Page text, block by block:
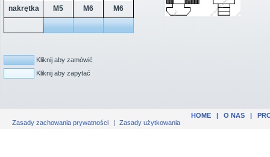
nakrętka M5 M6 M6
Kliknij aby zamówić
Kliknij aby zapytać
HOME| O NAS|
Zasady zachowania prywatności | Zasady użytkowania